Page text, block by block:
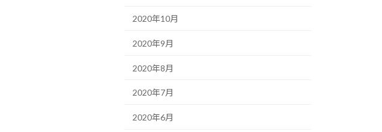
2020年10月
2020年9月
2020年8月
2020年7月
2020年6月